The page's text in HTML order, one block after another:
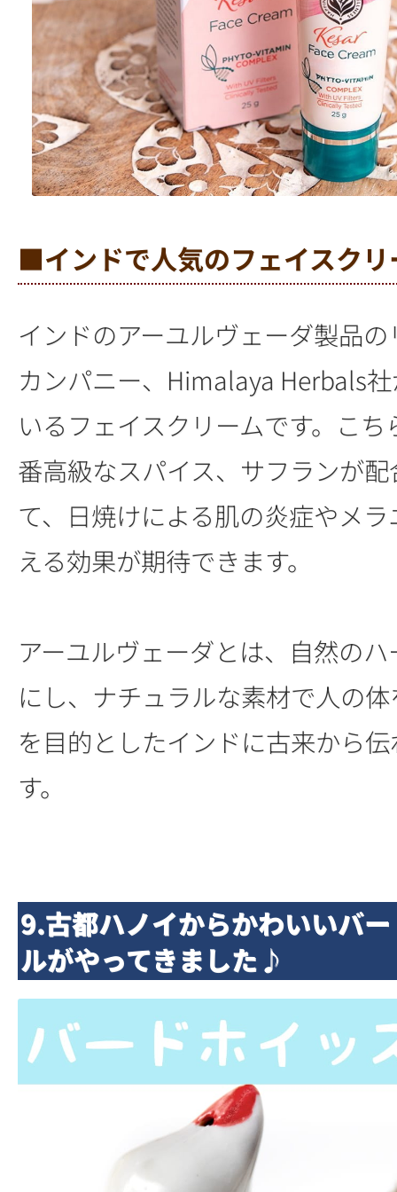
■インドで人気のフェイスク
インドのアーユルヴェーダ製品
カンパニー、Himalaya Herbals
いるフェイスクリームです。こ
番高級なスパイス、サフランが
て、日焼けによる肌の炎症やメ
える効果が期待できます。
アーユルヴェーダとは、自然の
にし、ナチュラルな素材で人の
を目的としたインドに古来から
す。
9.古都ハノイからかわいいバ
ルがやってきました♪